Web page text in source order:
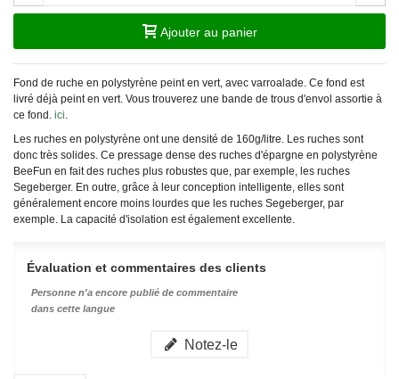
Ajouter au panier
Fond de ruche en polystyrène peint en vert, avec varroalade. Ce fond est
livré déjà peint en vert. Vous trouverez une bande de trous d'envol assortie à
ce fond. ici
Les ruches en polystyrène ont une densité de 160g/litre. Les ruches sont
donc très solides. Ce pressage dense des ruches d'épargne en polystyrène
BeeFun en fait des ruches plus robustes que, par exemple, les ruches
Segeberger. En outre, grâce à leur conception intelligente, elles sont
généralement encore moins lourdes que les ruches Segeberger, par
exemple. La capacité d'isolation est également excellente.
Évaluation et commentaires des clients
Personne n'a encore publié de commentaire
dans cette langue
Notez-le